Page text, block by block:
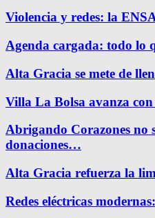
Violencia y redes: la
Agenda cargada: todo lo
Alta Gracia se mete de
Villa La Bolsa avanza
Abrigando Corazones no
donaciones…
Alta Gracia refuerza la
Redes eléctricas